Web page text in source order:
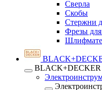
Сверла
Скобы
Стержни
Фрезы для
BLACK+DECKER